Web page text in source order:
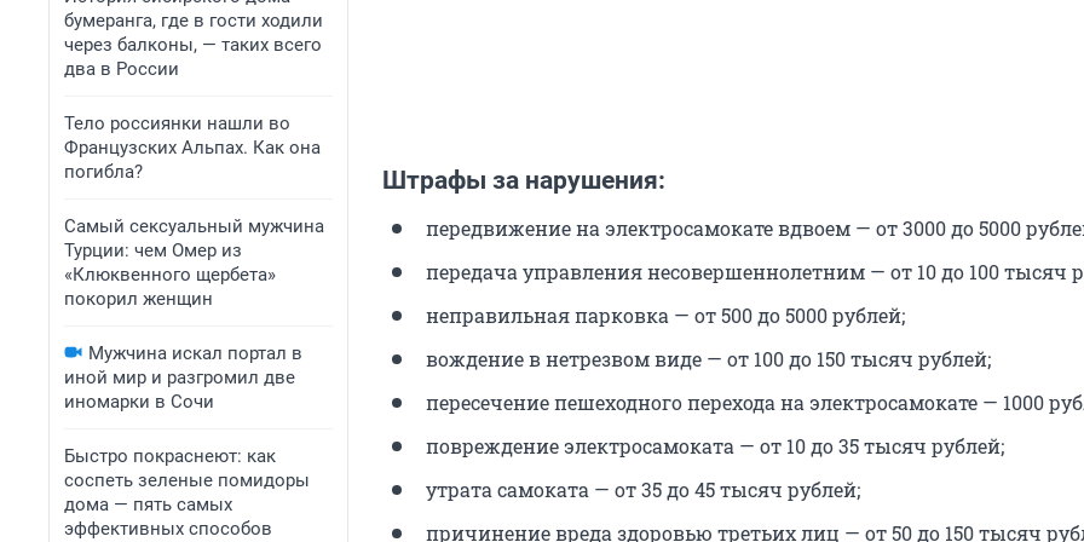
бумеранга, где в гости ходили
через балконы, — таких всего
два в России
Тело россиянки нашли во
Французских Альпах. Как она
погибла?
Самый сексуальный мужчина
Турции: чем Омер из
«Клюквенного щербета»
покорил женщин
Мужчина искал портал в
иной мир и разгромил две
иномарки в Сочи
Быстро покраснеют: как
соспеть зеленые помидоры
дома — пять самых
эффективных способов
Штрафы за нарушения:
передвижение на электросамокате вдвоем — от 3000 до 5000
передача управления несовершеннолетним — от 10 до 100 тысяч
неправильная парковка — от 500 до 5000 рублей;
вождение в нетрезвом виде — от 100 до 150 тысяч рублей;
пересечение пешеходного перехода на электросамокате — 1000
повреждение электросамоката — от 10 до 35 тысяч рублей;
утрата самоката — от 35 до 45 тысяч рублей;
причинение вреда здоровью третьих лиц — от 50 до 150 тысяч